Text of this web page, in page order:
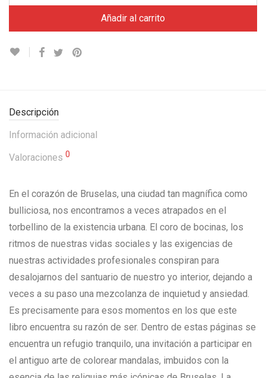
Añadir al carrito
Descripción
Información adicional
Valoraciones 0
En el corazón de Bruselas, una ciudad tan magnífica como
bulliciosa, nos encontramos a veces atrapados en el
torbellino de la existencia urbana. El coro de bocinas, los
ritmos de nuestras vidas sociales y las exigencias de
nuestras actividades profesionales conspiran para
desalojarnos del santuario de nuestro yo interior, dejando a
veces a su paso una mezcolanza de inquietud y ansiedad.
Es precisamente para esos momentos en los que este
libro encuentra su razón de ser. Dentro de estas páginas se
encuentra un refugio tranquilo, una invitación a participar en
el antiguo arte de colorear mandalas, imbuidos con la